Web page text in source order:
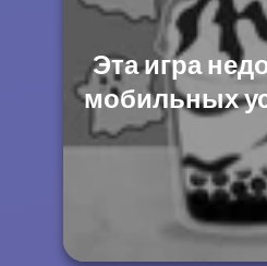
Эта игра
мобильных